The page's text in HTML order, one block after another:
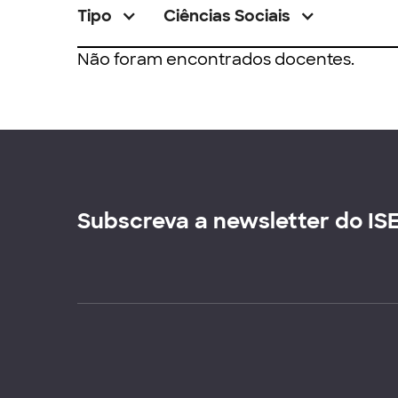
Tipo Ciências Sociais
Não foram encontrados docentes.
Subscreva a newsletter do